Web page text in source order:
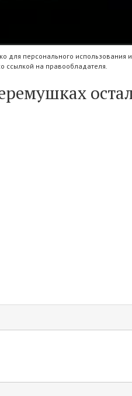
для персонального использования
ссылкой на правообладателя.